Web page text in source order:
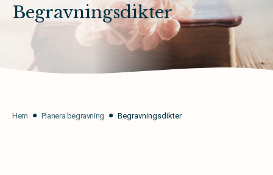
Begravningsdikter
Hem Planera begravning Begravningsdikter